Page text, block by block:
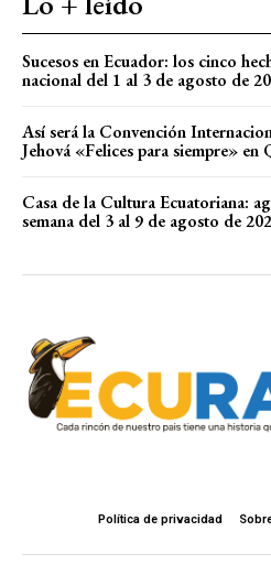
Sucesos en Ecuador: los cinco
nacional del 1 al 3 de agosto de
Así será la Convención
Jehová «Felices para siempre» en
Casa de la Cultura Ecuatoriana:
semana del 3 al 9 de agosto de
Política de privacidad